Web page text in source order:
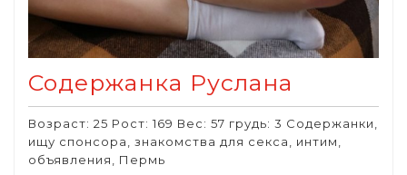
Содержанка Руслана
Возраст: 25 Рост: 169 Вес: 57 грудь: 3 Содержанки,
ищу спонсора, знакомства для секса, интим,
объявления, Пермь